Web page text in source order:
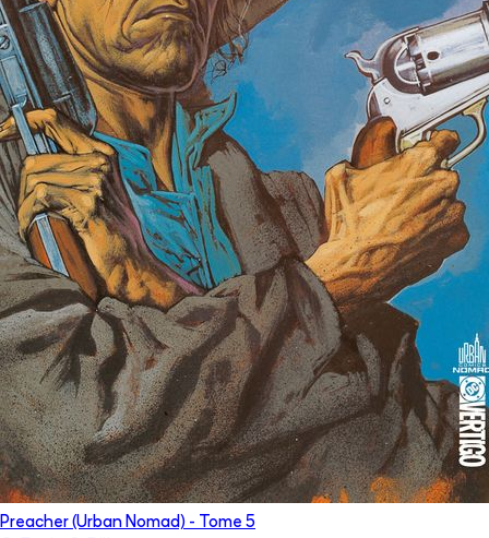
Preacher (Urban Nomad) - Tome 5